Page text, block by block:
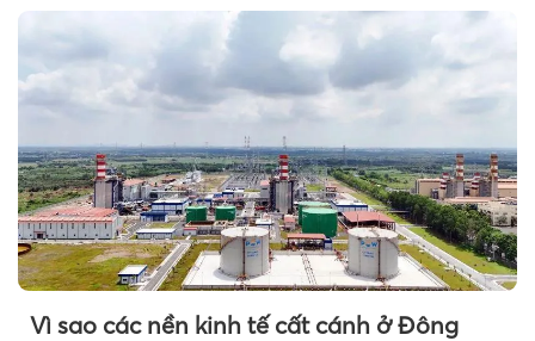
Vì sao các nền kinh tế cất cánh ở Đông